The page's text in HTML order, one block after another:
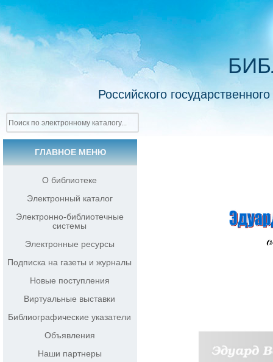
Российского
ГЛАВНОЕ МЕНЮ
О библиотеке
Электронный каталог
Электронно-библиотечные
системы
Электронные ресурсы
Подписка на газеты и журналы
Новые поступления
Виртуальные выставки
Библиографические указатели
Объявления
Наши партнеры